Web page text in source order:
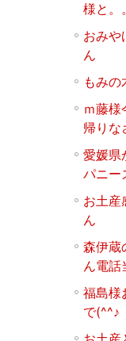
様と。
おみや
ん
もみ
ｍ藤
帰りな
愛媛県
パニー
お土産
ん
森伊蔵
ん電話
福島様
で(^^♪